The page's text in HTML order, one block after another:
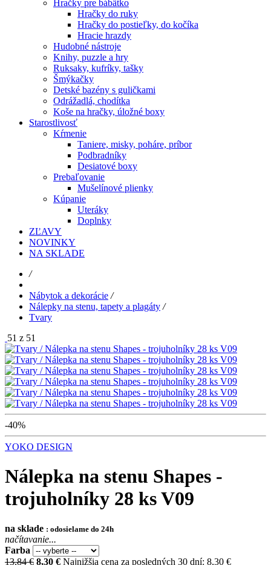
Hračky pre bábätko
Hračky do ruky
Hračky do postieľky, do kočíka
Hracie hrazdy
Hudobné nástroje
Knihy, puzzle a hry
Ruksaky, kufríky, tašky
Šmýkačky
Detské bazény s guličkami
Odrážadlá, chodítka
Koše na hračky, úložné boxy
Starostlivosť
Kŕmenie
Taniere, misky, poháre, príbor
Podbradníky
Desiatové boxy
Prebaľovanie
Mušelínové plienky
Kúpanie
Uteráky
Doplnky
ZĽAVY
NOVINKY
NA SKLADE
/
Nábytok a dekorácie /
Nálepky na stenu, tapety a plagáty /
Tvary
51 z 51
-40%
YOKO DESIGN
Nálepka na stenu Shapes -
trojuholníky 28 ks V09
na sklade : odosielame do 24h
načítavanie...
Farba
13,84 € 8,30 € Najnižšia cena za posledných 30 dní: 8,30 €